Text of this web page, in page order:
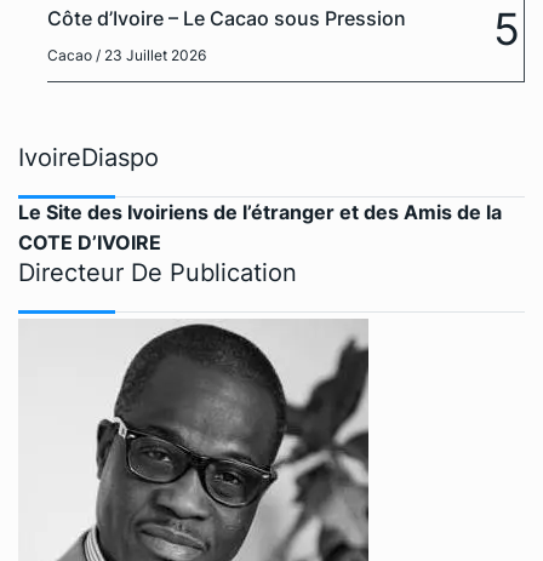
Côte d’Ivoire – Le Cacao sous Pression
Cacao / 23 Juillet 2026 5
IvoireDiaspo
Le Site des Ivoiriens de l’étranger et des Amis de la
COTE D’IVOIRE
Directeur De Publication